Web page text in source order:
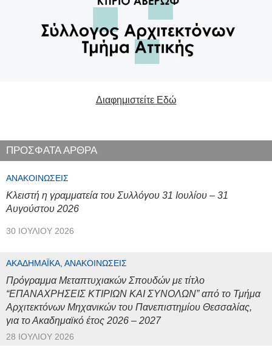
Διαφημιστείτε Εδώ
ΠΡΟΣΦΑΤΑ ΑΡΘΡΑ
ΑΝΑΚΟΙΝΏΣΕΙΣ
Κλειστή η γραμματεία του Συλλόγου 31 Ιουλίου – 31
Αυγούστου 2026
30 ΙΟΥΛΊΟΥ 2026
ΑΚΑΔΗΜΑΪΚΆ, ΑΝΑΚΟΙΝΏΣΕΙΣ
Πρόγραμμα Μεταπτυχιακών Σπουδών με τίτλο
“ΕΠΑΝΑΧΡΗΣΕΙΣ ΚΤΙΡΙΩΝ ΚΑΙ ΣΥΝΟΛΩΝ” από το Τμήμα
Αρχιτεκτόνων Μηχανικών του Πανεπιστημίου Θεσσαλίας,
για το Ακαδημαϊκό έτος 2026 – 2027
28 ΙΟΥΛΊΟΥ 2026